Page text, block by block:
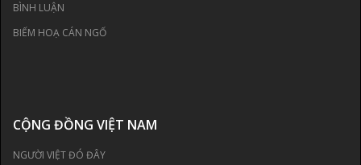
BÌNH LUẬN
BIẾM HOẠ CÁN NGỐ
CỘNG ĐỒNG VIỆT NAM
NGƯỜI VIỆT ĐÓ ĐÂY